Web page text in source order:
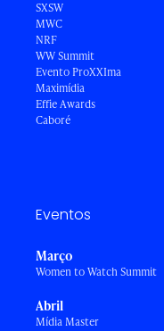
SXSW
MWC
NRF
WW Summit
Evento ProXXIma
Maximídia
Effie Awards
Caboré
Eventos
Março
Women to Watch Summit
Abril
Mídia Master